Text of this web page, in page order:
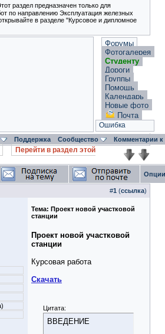
раздел предназначен только для
по направлению Эксплуатация железных
в разделе "Курсовое и дипломное
Форумы
Фотогалерея
Студенту
Дороги
Группы
Помощь
Календарь
Новые фото
Почта
Ошибка
Поддержка Сообщество Комментарии
Перейти в раздел этой
#1 (ссылка)
Тема: Проект новой участковой
станции
Проект новой участковой
станции
Курсовая работа
Скачать
Цитата:
ВВЕДЕНИЕ